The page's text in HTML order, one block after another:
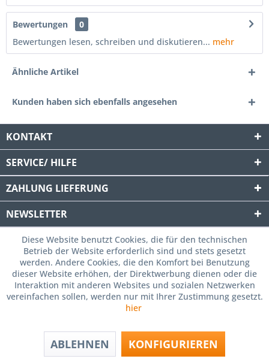
Bewertungen
0
Bewertungen lesen, schreiben und diskutieren... mehr
Ähnliche Artikel
Kunden haben sich ebenfalls angesehen
KONTAKT
SERVICE/ HILFE
ZAHLUNG LIEFERUNG
NEWSLETTER
Diese Website benutzt Cookies, die für den technischen
Betrieb der Website erforderlich sind und stets gesetzt
werden. Andere Cookies, die den Komfort bei Benutzung
dieser Website erhöhen, der Direktwerbung dienen oder die
Interaktion mit anderen Websites und sozialen Netzwerken
vereinfachen sollen, werden nur mit Ihrer Zustimmung gesetzt.
hier
ABLEHNEN KONFIGURIEREN